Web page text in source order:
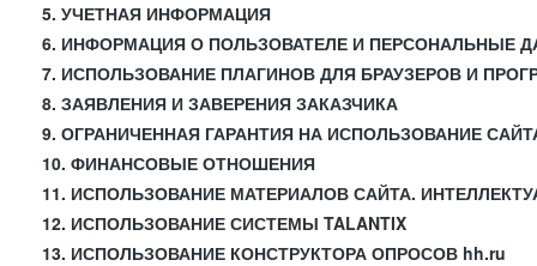
5. УЧЕТНАЯ ИНФОРМАЦИЯ
6. ИНФОРМАЦИЯ О ПОЛЬЗОВАТЕЛЕ И ПЕРСОНАЛЬНЫЕ
7. ИСПОЛЬЗОВАНИЕ ПЛАГИНОВ ДЛЯ БРАУЗЕРОВ И
8. ЗАЯВЛЕНИЯ И ЗАВЕРЕНИЯ ЗАКАЗЧИКА
9. ОГРАНИЧЕННАЯ ГАРАНТИЯ НА ИСПОЛЬЗОВАНИЕ
10. ФИНАНСОВЫЕ ОТНОШЕНИЯ
11. ИСПОЛЬЗОВАНИЕ МАТЕРИАЛОВ САЙТА.
12. ИСПОЛЬЗОВАНИЕ СИСТЕМЫ TALANTIX
13. ИСПОЛЬЗОВАНИЕ КОНСТРУКТОРА ОПРОСОВ hh.ru